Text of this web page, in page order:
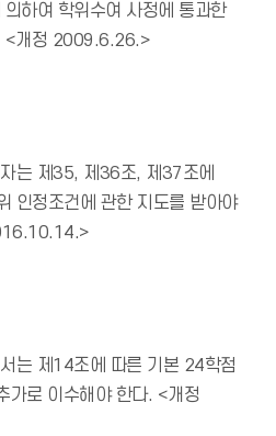
하여 학위수여 사정에 통과한
<개정 2009.6.26.>
는 제35, 제36조, 제37조에
인정조건에 관한 지도를 받아야
는 제14조에 따른 기본 24학점
가로 이수해야 한다. <개정